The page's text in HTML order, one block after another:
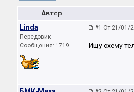
Автор
Linda
Передовик
Сообщения: 1719
#1 От 21/01/
Ищу схему